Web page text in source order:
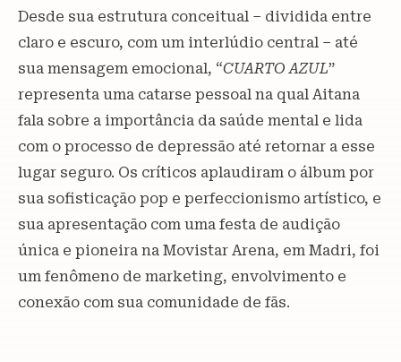
Desde sua estrutura conceitual – dividida entre
claro e escuro, com um interlúdio central – até
sua mensagem emocional, “CUARTO AZUL”
representa uma catarse pessoal na qual Aitana
fala sobre a importância da saúde mental e lida
com o processo de depressão até retornar a esse
lugar seguro. Os críticos aplaudiram o álbum por
sua sofisticação pop e perfeccionismo artístico, e
sua apresentação com uma festa de audição
única e pioneira na Movistar Arena, em Madri, foi
um fenômeno de marketing, envolvimento e
conexão com sua comunidade de fãs.